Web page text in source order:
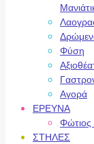
Φύση
Αγορά
ΕΡΕΥΝΑ
Φώτιος
ΣΤΗΛΕΣ